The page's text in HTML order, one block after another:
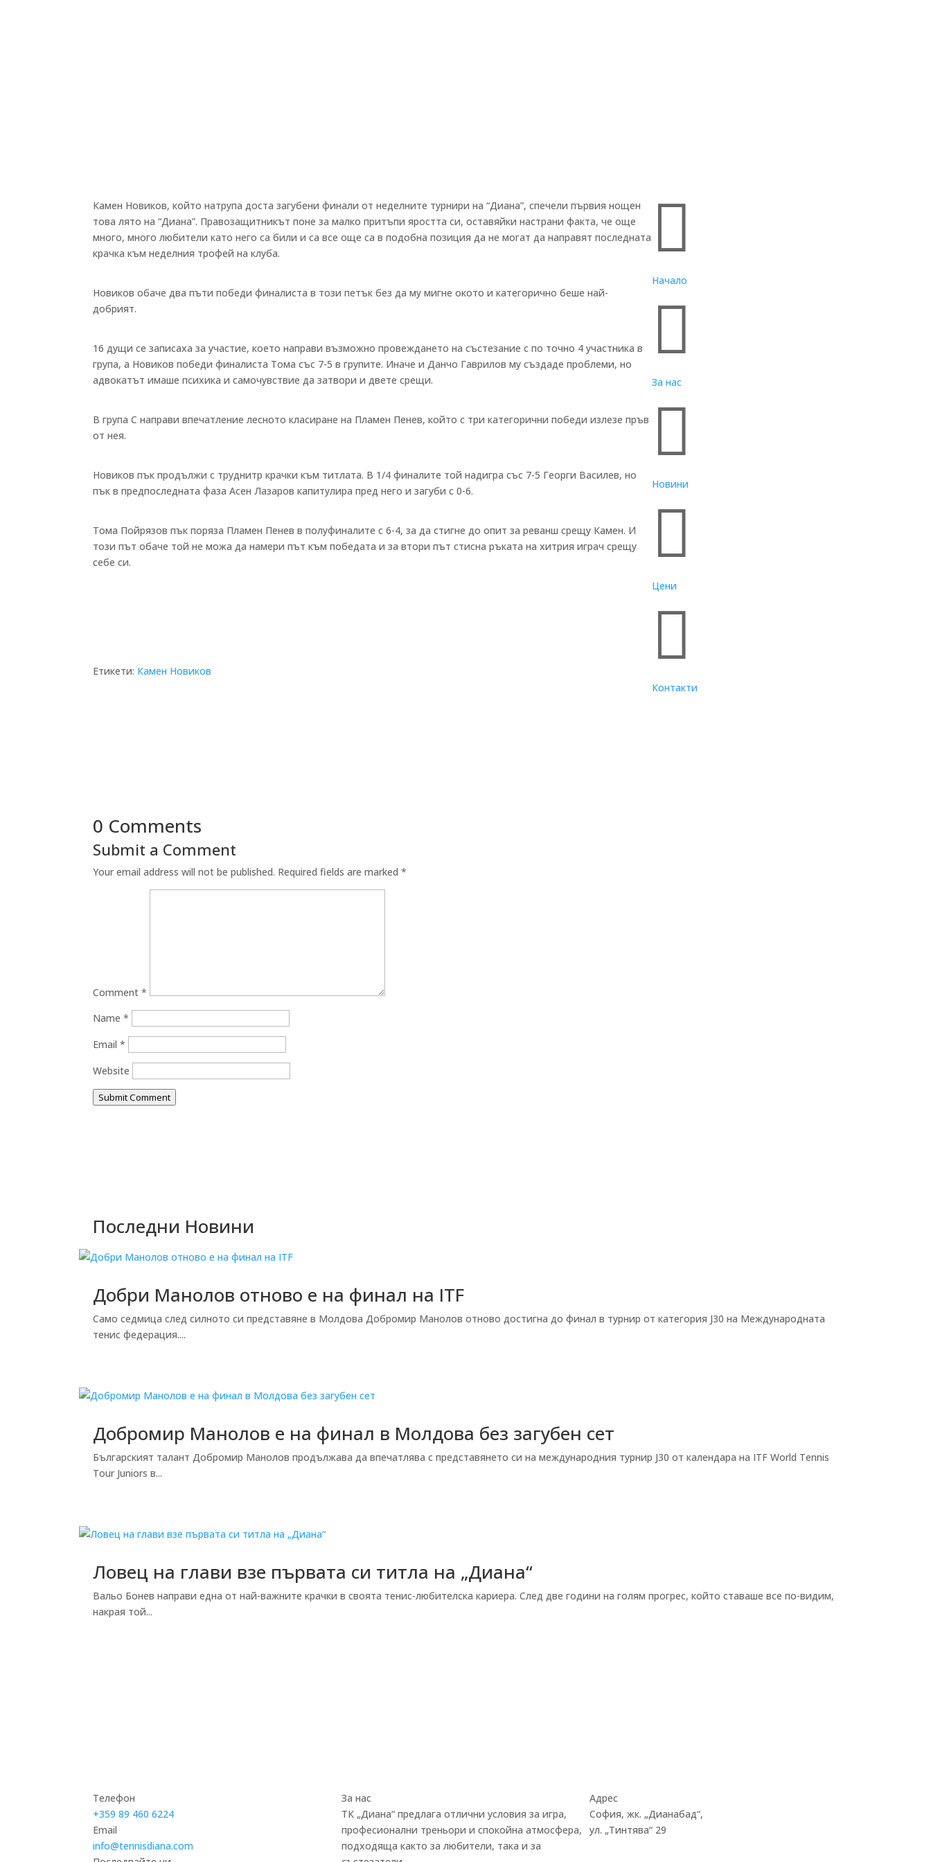
Камен Новиков, който натрупа доста загубени финали от неделните турнири на “Диана”, спечели първия нощен
това лято на “Диана”. Правозащитникът поне за малко притъпи яростта си, оставяйки настрани факта, че още
много, много любители като него са били и са все още са в подобна позиция да не могат да направят последната
крачка към неделния трофей на клуба.
Новиков обаче два пъти победи финалиста в този петък без да му мигне окото и категорично беше най-
добрият.
16 дущи се записаха за участие, което направи възможно провеждането на състезание с по точно 4 участника в
група, а Новиков победи финалиста Тома със 7-5 в групите. Иначе и Данчо Гаврилов му създаде проблеми, но
адвокатът имаше психика и самочувствие да затвори и двете срещи.
В група С направи впечатление лесното класиране на Пламен Пенев, който с три категорични победи излезе пръв
от нея.
Новиков пък продължи с труднитр крачки към титлата. В 1/4 финалите той надигра със 7-5 Георги Василев, но
пък в предпоследната фаза Асен Лазаров капитулира пред него и загуби с 0-6.
Тома Пойрязов пък поряза Пламен Пенев в полуфиналите с 6-4, за да стигне до опит за реванш срещу Камен. И
този път обаче той не можа да намери път към победата и за втори път стисна ръката на хитрия играч срещу
себе си.
Етикети: Камен Новиков

Начало

За нас

Новини

Цени

Контакти
0 Comments
Submit a Comment
Your email address will not be published. Required fields are marked*
Comment*
Name*
Email*
Website
Submit Comment
Последни Новини
Добри Манолов отново е на финал на ITF
Само седмица след силното си представяне в Молдова Добромир Манолов отново достигна до финал в турнир от категория J30 на Международната
тенис федерация....
Добромир Манолов е на финал в Молдова без загубен сет
Българският талант Добромир Манолов продължава да впечатлява с представянето си на международния турнир J30 от календара на ITF World Tennis
Tour Juniors в...
Ловец на глави взе първата си титла на „Диана“
Вальо Бонев направи една от най-важните крачки в своята тенис-любителска кариера. След две години на голям прогрес, който ставаше все по-видим,
накрая той...
Телефон
+359 89 460 6224­
Email
info@tennisdiana.com
За нас
ТК „Диана“ предлага отлични условия за игра,
професионални треньори и спокойна атмосфера,
подходяща както за любители, така и за
Адрес
София, жк. „Дианабад“,
ул. „Тинтява“ 29